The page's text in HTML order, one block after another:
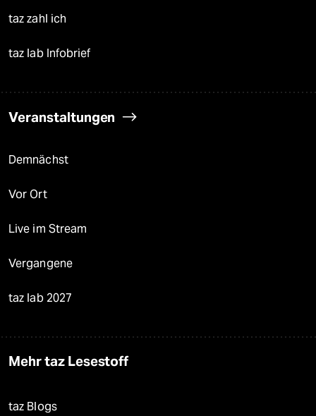
taz zahl ich
taz lab Infobrief
Veranstaltungen
Demnächst
Vor Ort
Live im Stream
Vergangene
taz lab 2027
Mehr taz Lesestoff
taz Blogs